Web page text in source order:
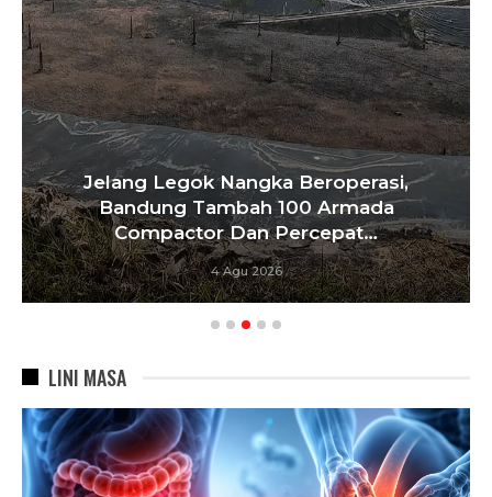
Jelang Legok Nangka Beroperasi,
Bandung Tambah 100 Armada
Compactor Dan Percepat…
4 Agu 2026
LINI MASA